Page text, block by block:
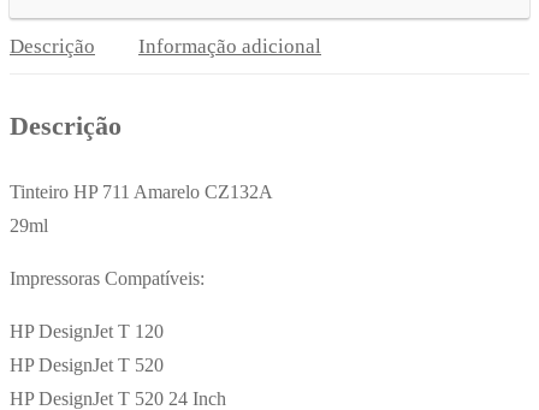
CZ132A
29ml
Descrição Informação adicional
Descrição
Tinteiro HP 711 Amarelo CZ132A
29ml
Impressoras Compatíveis:
HP DesignJet T 120
HP DesignJet T 520
HP DesignJet T 520 24 Inch